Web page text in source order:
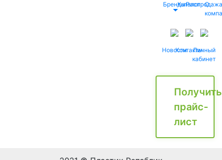
БрендыКаталог
Распродажа
О
НовостиКонтактыЛичный
кабинет
Получить
прайс-
лист